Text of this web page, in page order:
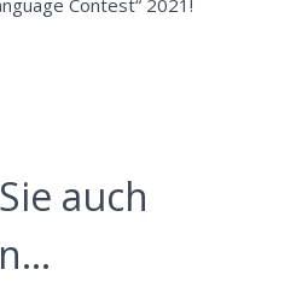
Contest“ 2021!
auch